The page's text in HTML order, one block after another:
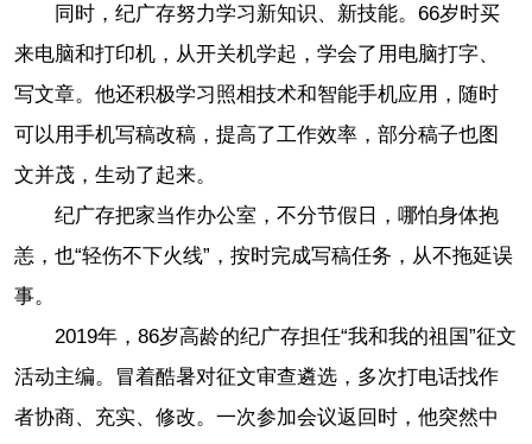
同时，纪广存努力学习新知识、新技能。66岁时买
来电脑和打印机，从开关机学起，学会了用电脑打字、
写文章。他还积极学习照相技术和智能手机应用，随时
可以用手机写稿改稿，提高了工作效率，部分稿子也图
文并茂，生动了起来。
纪广存把家当作办公室，不分节假日，哪怕身体抱
恙，也“轻伤不下火线”，按时完成写稿任务，从不拖延误
事。
2019年，86岁高龄的纪广存担任“我和我的祖国”征文
活动主编。冒着酷暑对征文审查遴选，多次打电话找作
者协商、充实、修改。一次参加会议返回时，他突然中